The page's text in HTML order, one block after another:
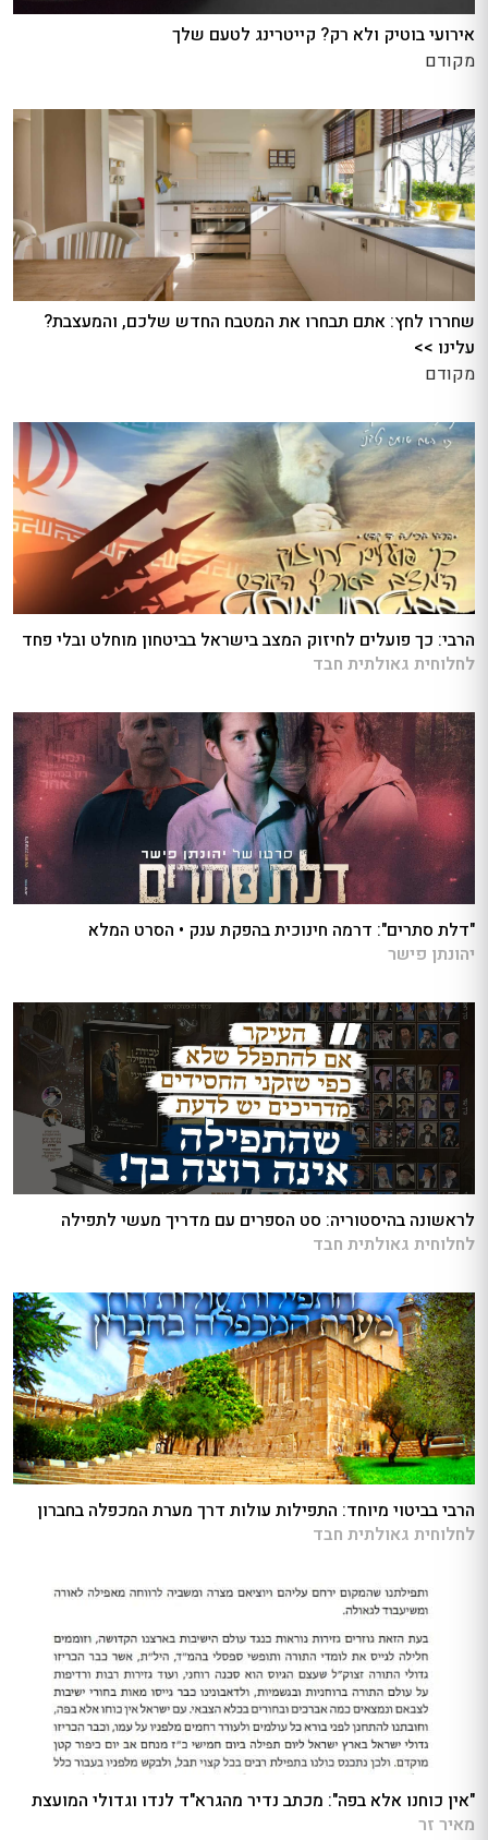
אירועי בוטיק ולא רק? קייטרינג לטעם שלך
מקודם
שחררו לחץ: אתם תבחרו את המטבח החדש שלכם, והמעצבת?
עלינו >>
מקודם
הרבי: כך פועלים לחיזוק המצב בישראל בביטחון מוחלט ובלי פחד
לחלוחית גאולתית חבד
"דלת סתרים": דרמה חינוכית בהפקת ענק • הסרט המלא
יהונתן פישר
לראשונה בהיסטוריה: סט הספרים עם מדריך מעשי לתפילה
לחלוחית גאולתית חבד
הרבי בביטוי מיוחד: התפילות עולות דרך מערת המכפלה בחברון
לחלוחית גאולתית חבד
"אין כוחנו אלא בפה": מכתב נדיר מהגרא"ד לנדו וגדולי המועצת
מאיר זר